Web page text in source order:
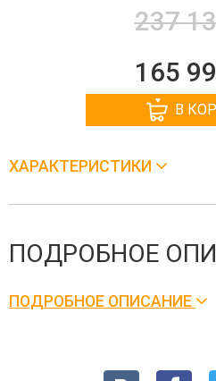
237
165
В
ХАРАКТЕРИСТИКИ
ПОДРОБНОЕ
ПОДРОБНОЕ ОПИСАНИЕ